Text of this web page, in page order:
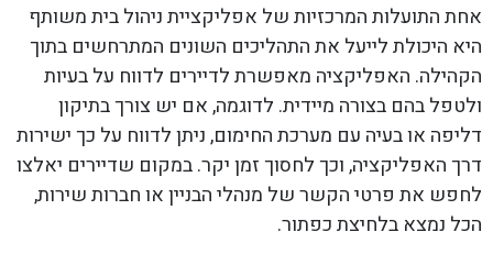
אחת התועלות המרכזיות של אפליקציית ניהול בית משותף
היא היכולת לייעל את התהליכים השונים המתרחשים בתוך
הקהילה. האפליקציה מאפשרת לדיירים לדווח על בעיות
ולטפל בהם בצורה מיידית. לדוגמה, אם יש צורך בתיקון
דליפה או בעיה עם מערכת החימום, ניתן לדווח על כך ישירות
דרך האפליקציה, וכך לחסוך זמן יקר. במקום שדיירים יאלצו
לחפש את פרטי הקשר של מנהלי הבניין או חברות שירות,
הכל נמצא בלחיצת כפתור.